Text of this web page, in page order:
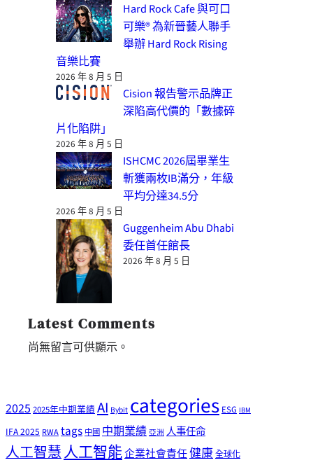
Hard Rock Cafe 與可口
可樂® 為新晉藝人聯手
舉辦 Hard Rock Rising
音樂比賽
2026 年 8 月 5 日
Cision 報告警示品牌正
深陷高代價的「數據碎
片化陷阱」
2026 年 8 月 5 日
ISHCMC 2026屆畢業生
斬獲兩枚IB滿分，年級
平均分達34.5分
2026 年 8 月 5 日
Guggenheim Abu Dhabi
委任首任館長
2026 年 8 月 5 日
Latest Comments
尚無留言可供顯示。
20252025年中期業績AI Bybitcategories ESG IBM
IFA 2025 RWAtags 中國 中期業績 亞洲 人事任命
人工智慧人工智能企業社會責任健康全球化